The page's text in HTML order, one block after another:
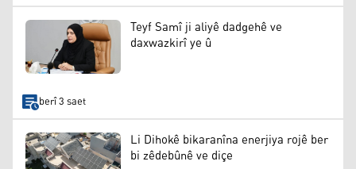
Teyf Samî ji aliyê dadgehê ve
daxwazkirî ye û
berî 3 saet
Li Dihokê bikaranîna enerjiya rojê ber
bi zêdebûnê ve diçe